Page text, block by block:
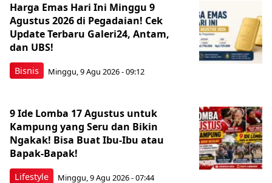
Bisnis
Harga Emas Hari Ini Minggu 9
Agustus 2026 di Pegadaian! Cek
Update Terbaru Galeri24, Antam,
dan UBS!
Minggu, 9 Agu 2026 - 09:12
Lifestyle
9 Ide Lomba 17 Agustus untuk
Kampung yang Seru dan Bikin
Ngakak! Bisa Buat Ibu-Ibu atau
Bapak-Bapak!
Minggu, 9 Agu 2026 - 07:44